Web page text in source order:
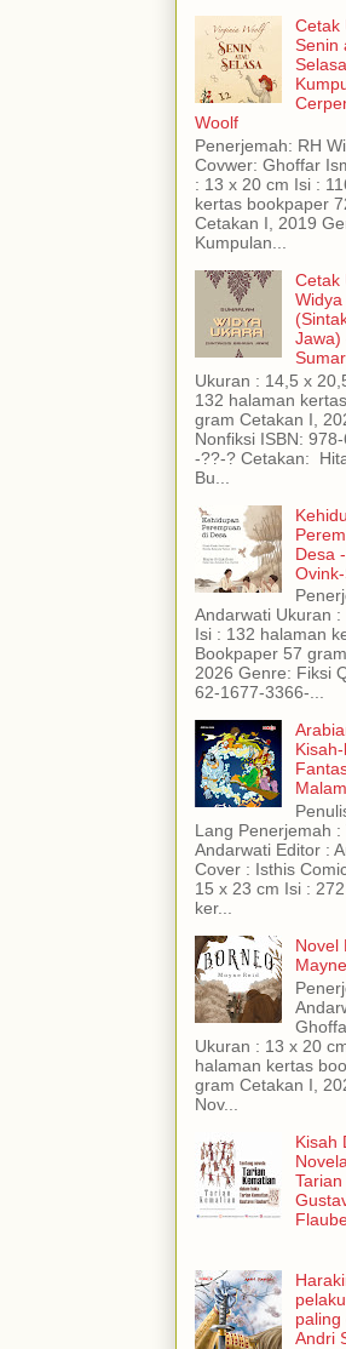
Cetak
Senin
Woolf
Penerjemah: RH
Covwer: Ghoffar
: 13 x 20 cm Isi :
kertas bookpaper
Cetakan I, 2019
Kumpulan...
Cetak
Jawa)
Ukuran : 14,5 x
132 halaman
gram Cetakan I,
Nonfiksi ISBN:
-??-? Cetakan:
Bu...
Desa
Andarwati Ukuran :
Isi : 132 halaman
Bookpaper 57
2026 Genre: Fiksi
62-1677-3366-...
Malam
Lang Penerjemah :
Andarwati Editor :
Cover : Isthis
15 x 23 cm Isi :
ker...
Novel
Ukuran : 13 x 20
halaman kertas
gram Cetakan I,
Nov...
Kisah
paling
Andri